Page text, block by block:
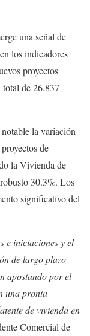
una señal de
los indicadores
proyectos
de 26,837
la variación
de
la Vivienda de
30.3%. Los
significativo del
e iniciaciones y el
de largo plazo
apostando por el
una pronta
de vivienda en
Comercial de